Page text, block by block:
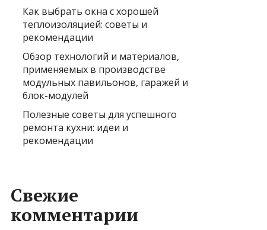
Как выбрать окна с хорошей
теплоизоляцией: советы и
рекомендации
Обзор технологий и материалов,
применяемых в производстве
модульных павильонов, гаражей и
блок-модулей
Полезные советы для успешного
ремонта кухни: идеи и
рекомендации
Свежие
комментарии